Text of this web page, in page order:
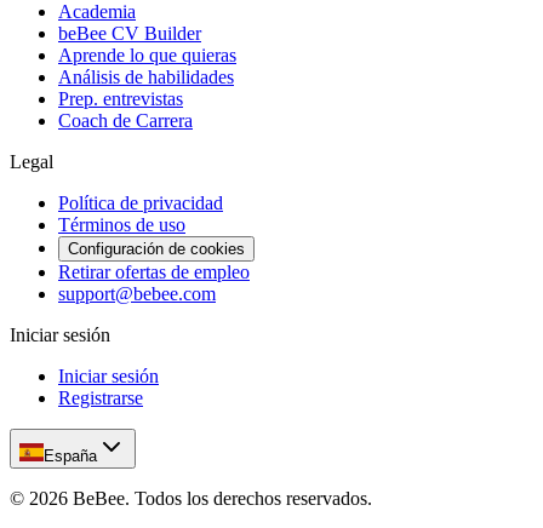
Academia
beBee CV Builder
Aprende lo que quieras
Análisis de habilidades
Prep. entrevistas
Coach de Carrera
Legal
Política de privacidad
Términos de uso
Configuración de cookies
Retirar ofertas de empleo
support@bebee.com
Iniciar sesión
Iniciar sesión
Registrarse
España
© 2026 BeBee. Todos los derechos reservados.